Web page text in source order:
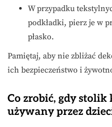
W przypadku
podkładki, pierz je w
płasko.
Pamiętaj, aby nie zbliżać
ich bezpieczeństwo i
Co zrobić, gdy
używany przez